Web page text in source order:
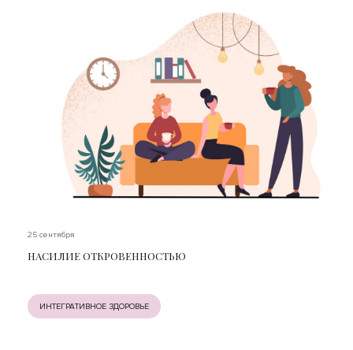
25 сентября
НАСИЛИЕ ОТКРОВЕННОСТЬЮ
ИНТЕГРАТИВНОЕ ЗДОРОВЬЕ